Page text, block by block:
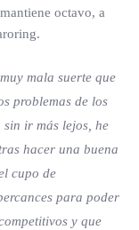
octavo, a
mala suerte que
problemas de los
sin ir más lejos, he
hacer una buena
cupo de
para poder
y que